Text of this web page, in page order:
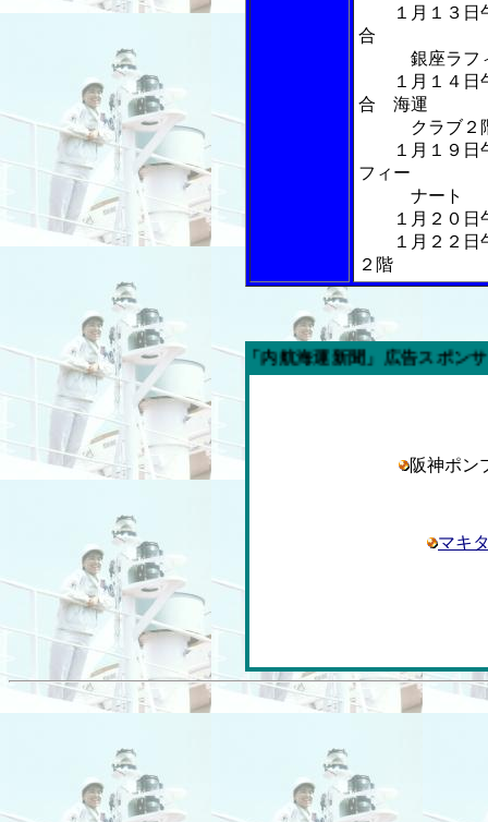
１月１３日午
合
銀座ラフィ
１月１４日午
合 海運
クラブ２
１月１９日
フィー
ナート
１月２０日
１月２２日
２階
今週の「内航海運新聞」広告スポンサー企業
阪神ポ
マキ